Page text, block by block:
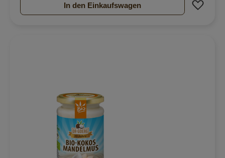
In den Einkaufswagen